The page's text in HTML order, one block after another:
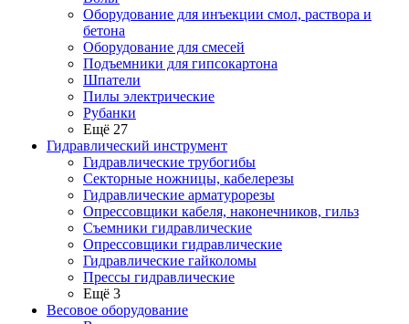
Оборудование для инъекции смол, раствора и
бетона
Оборудование для смесей
Подъемники для гипсокартона
Шпатели
Пилы электрические
Рубанки
Ещё 27
Гидравлический инструмент
Гидравлические трубогибы
Секторные ножницы, кабелерезы
Гидравлические арматурорезы
Опрессовщики кабеля, наконечников, гильз
Съемники гидравлические
Опрессовщики гидравлические
Гидравлические гайколомы
Прессы гидравлические
Ещё 3
Весовое оборудование